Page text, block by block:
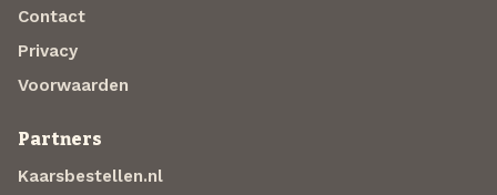
Contact
Privacy
Voorwaarden
Partners
Kaarsbestellen.nl